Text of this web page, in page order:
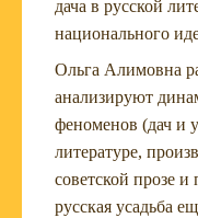
дача в русской
национального
Ольга Алимовна
анализируют
феноменов (дач и
литературе,
советской прозе и
русская усадьба